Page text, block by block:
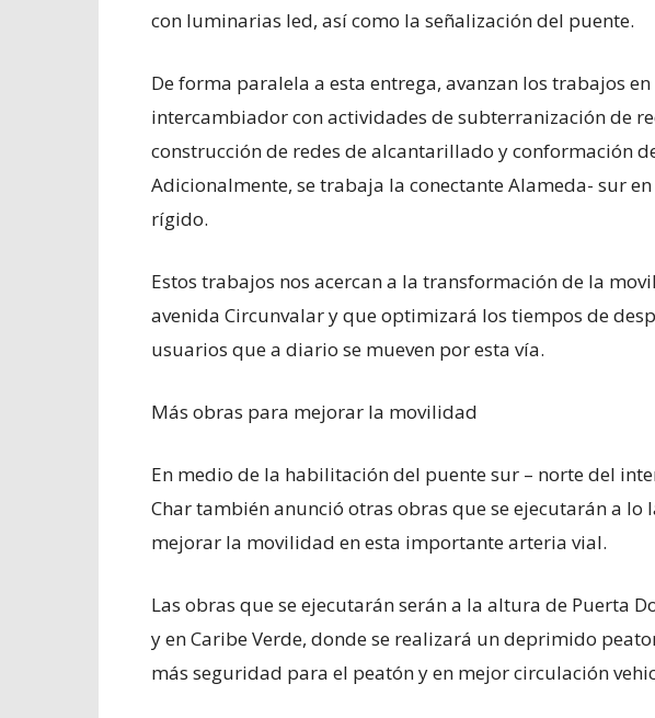
con luminarias led, así como la señalización del puente.
De forma paralela a esta entrega, avanzan los trabajos
intercambiador con actividades de subterranización de
construcción de redes de alcantarillado y conformación
Adicionalmente, se trabaja la conectante Alameda- sur
rígido.
Estos trabajos nos acercan a la transformación de la
avenida Circunvalar y que optimizará los tiempos de
usuarios que a diario se mueven por esta vía.
Más obras para mejorar la movilidad
En medio de la habilitación del puente sur – norte del
Char también anunció otras obras que se ejecutarán a lo
mejorar la movilidad en esta importante arteria vial.
Las obras que se ejecutarán serán a la altura de Puerta
y en Caribe Verde, donde se realizará un deprimido
más seguridad para el peatón y en mejor circulación